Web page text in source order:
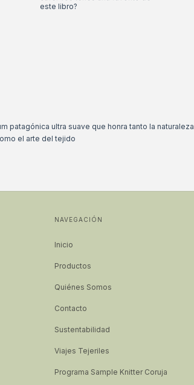
patagónica ultra suave que honra tanto la naturaleza
el arte del tejido
NAVEGACIÓN
Inicio
Productos
Quiénes Somos
Contacto
Sustentabilidad
Viajes Tejeriles
Programa Sample Knitter Coruja